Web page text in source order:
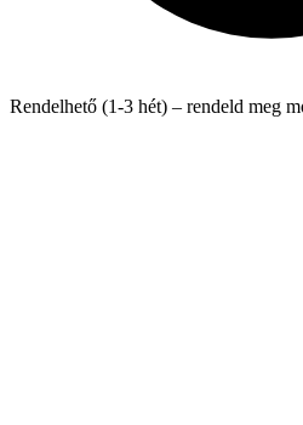
Rendelhető (1-3 hét) – rendeld meg